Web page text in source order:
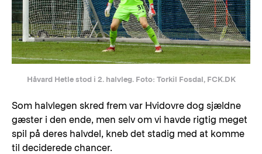
Håvard Hetle stod i 2. halvleg. Foto: Torkil Fosdal, FCK.DK
Som halvlegen skred frem var Hvidovre dog sjældne
gæster i den ende, men selv om vi havde rigtig meget
spil på deres halvdel, kneb det stadig med at komme
til deciderede chancer.